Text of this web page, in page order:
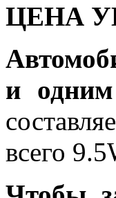
ЦЕНА
и одним
всего